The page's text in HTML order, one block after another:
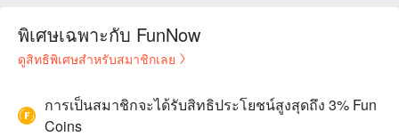
พิเศษเฉพาะกับ FunNow
ดูสิทธิพิเศษสำหรับสมาชิกเลย
การเป็นสมาชิกจะได้รับสิทธิประโยชน์สูงสุดถึง 3% Fun
Coins